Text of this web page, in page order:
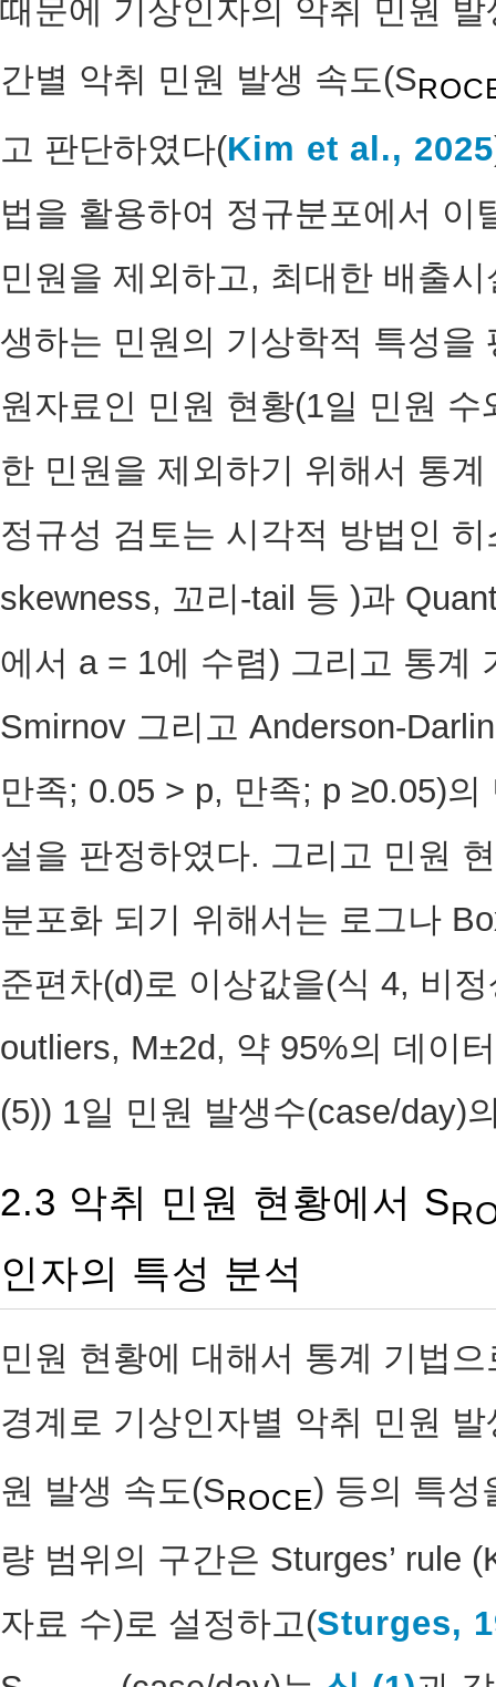
때문에 기상인자의 악취 민원
간별 악취 민원 발생 속도(S
고 판단하였다(Kim et al., 2025
법을 활용하여 정규분포에서 이
민원을 제외하고, 최대한 배출
생하는 민원의 기상학적 특성을
원자료인 민원 현황(1일 민원
한 민원을 제외하기 위해서 통
정규성 검토는 시각적 방법인
skewness, 꼬리-tail 등 )과
에서 a = 1에 수렴) 그리고 통계
Smirnov 그리고 Anderson-
만족; 0.05 > p, 만족; p ≥0.05)
설을 판정하였다. 그리고 민원
분포화 되기 위해서는 로그나
준편차(d)로 이상값을(식 4, 비
outliers, M±2d, 약 95%의 데이
(5)) 1일 민원 발생수(case/day)
2.3 악취 민원 현황에서 S
인자의 특성 분석
민원 현황에 대해서 통계 기법
경계로 기상인자별 악취 민원
원 발생 속도(SROCE) 등의 특성
량 범위의 구간은 Sturges’ rule
자료 수)로 설정하고(Sturges,